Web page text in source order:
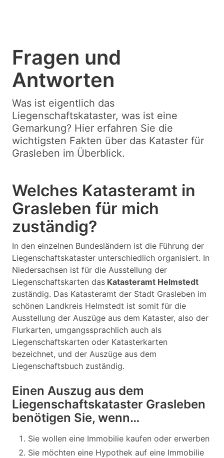
Fragen und
Antworten
Was ist eigentlich das
Liegenschaftskataster, was ist eine
Gemarkung? Hier erfahren Sie die
wichtigsten Fakten über das Kataster für
Grasleben im Überblick.
Welches Katasteramt in
Grasleben für mich
zuständig?
In den einzelnen Bundesländern ist die Führung der
Liegenschaftskataster unterschiedlich organisiert. In
Niedersachsen ist für die Ausstellung der
Liegenschaftskarten das Katasteramt Helmstedt
zuständig. Das Katasteramt der Stadt Grasleben im
schönen Landkreis Helmstedt ist somit für die
Ausstellung der Auszüge aus dem Kataster, also der
Flurkarten, umgangssprachlich auch als
Liegenschaftskarten oder Katasterkarten
bezeichnet, und der Auszüge aus dem
Liegenschaftsbuch zuständig.
Einen Auszug aus dem
Liegenschaftskataster Grasleben
benötigen Sie, wenn…
Sie wollen eine Immobilie kaufen oder erwerben
Sie möchten eine Hypothek auf eine Immobilie